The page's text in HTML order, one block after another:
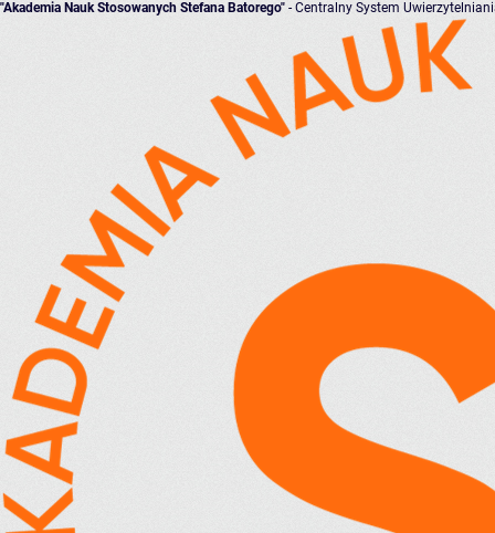
"Akademia Nauk Stosowanych Stefana Batorego" - Centralny System